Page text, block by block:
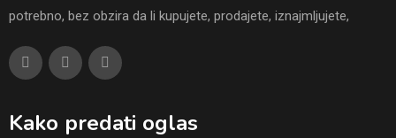
potrebno, bez obzira da li kupujete, prodajete, iznajmljujete,
Kako predati oglas